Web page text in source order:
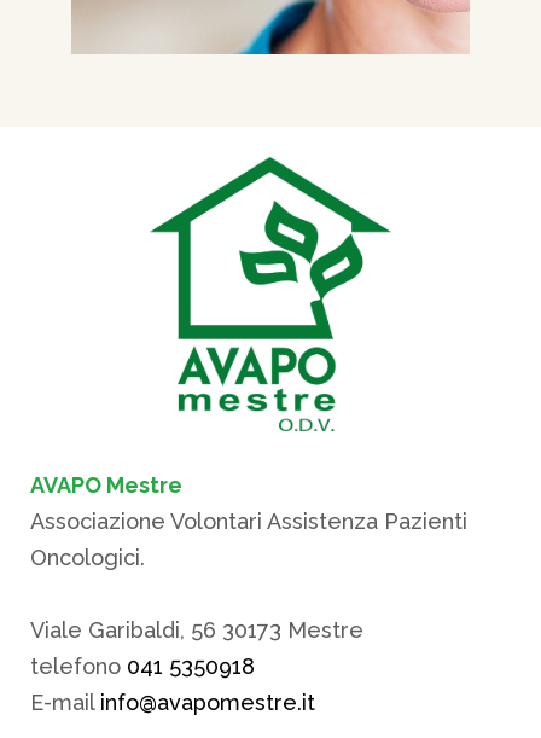
AVAPO Mestre
Associazione Volontari Assistenza Pazienti
Oncologici.
Viale Garibaldi, 56 30173 Mestre
telefono 041 5350918
E-mail info@avapomestre.it